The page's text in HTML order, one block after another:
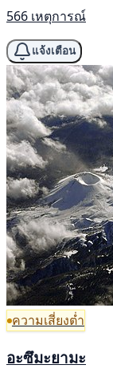
566 เหตุการณ์
แจ้งเตือน
ความเสี่ยงต่ำ
อะซึมะยามะ